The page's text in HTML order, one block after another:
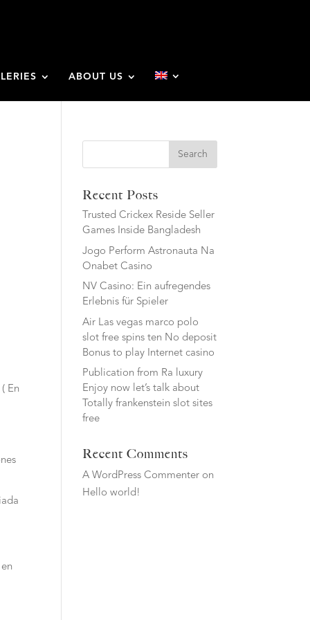
ABOUT US
En
Search
Recent Posts
Trusted Crickex Reside Seller
Games Inside Bangladesh
Jogo Perform Astronauta Na
Onabet Casino
NV Casino: Ein aufregendes
Erlebnis für Spieler
Air Las vegas marco polo
slot free spins ten No deposit
Bonus to play Internet casino
Publication from Ra luxury
Enjoy now let’s talk about
Totally frankenstein slot sites
free
Recent Comments
A WordPress Commenter on
Hello world!